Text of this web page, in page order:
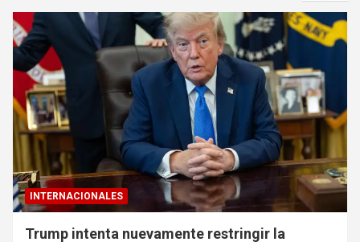
INTERNACIONALES
Trump intenta nuevamente restringir la